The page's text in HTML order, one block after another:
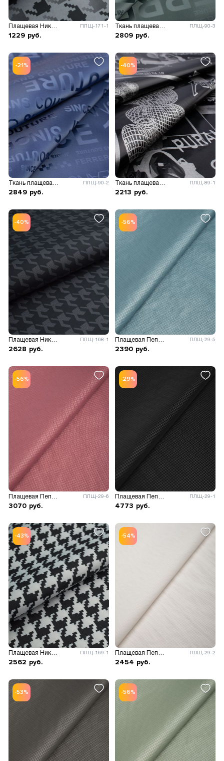
Плащевая Николь принт ПЛЩ-171-1
1229 руб.
Ткань плащевая Газета ПЛЩ-90-3
2809 руб.
-21%
ПЛЩ-90-2
2849 руб.
-40%
ПЛЩ-89-1
2213 руб.
-40%
ПЛЩ-168-1
2628 руб.
-56%
ПЛЩ-29-5
2390 руб.
-56%
ПЛЩ-29-6
3070 руб.
-29%
ПЛЩ-29-1
4773 руб.
-43%
Плащевая Николь принт ПЛЩ-169-1
2562 руб.
-54%
Плащевая Пепита принт ПЛЩ-29-2
2454 руб.
-53% -56%